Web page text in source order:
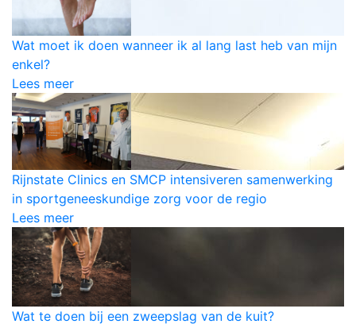
Wat moet ik doen wanneer ik al lang last heb van mijn
enkel?
Lees meer
Rijnstate Clinics en SMCP intensiveren samenwerking
in sportgeneeskundige zorg voor de regio
Lees meer
Wat te doen bij een zweepslag van de kuit?